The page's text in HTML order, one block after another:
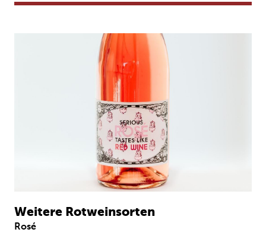
Weitere Rotweinsorten
Rosé